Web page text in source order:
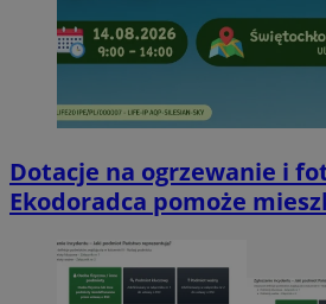
Dotacje na ogrzewanie i
Ekodoradca pomoże